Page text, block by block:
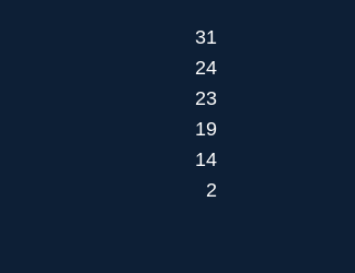
31
24
23
19
14
2